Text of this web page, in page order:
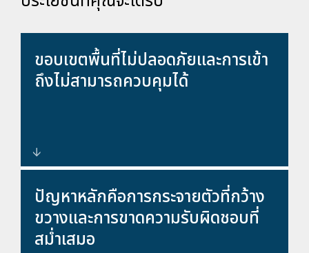
ขอบเขตพื้นที่ไม่ปลอดภัยและการเข้า
ถึงไม่สามารถควบคุมได้
สิ่งกีดขวาง ประตู และรั้วที่ช่วยเสริม
สร้างการป้องปรามและการควบคุม
ปัญหาหลักคือการกระจายตัวที่กว้าง
ขวางและการขาดความรับผิดชอบที่
สม่ำเสมอ